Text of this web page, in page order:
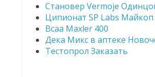
Становер Vermoje
Ципионат SP Labs Майкоп
Bcaa Maxler 400
Дека Микс в аптеке
Тестопрол Заказать